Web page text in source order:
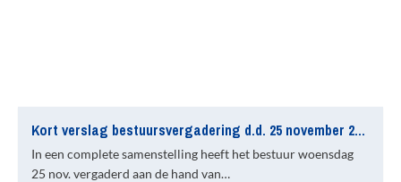
Kort verslag bestuursvergadering d.d. 25 november 2009
In een complete samenstelling heeft het bestuur woensdag
25 nov. vergaderd aan de hand van…